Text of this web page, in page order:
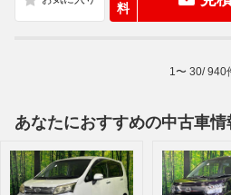
料
1 〜 30/940
あなたにおすすめの中古車情